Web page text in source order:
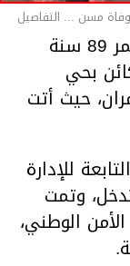
مسن ... التفاصيل
توفي يوم أمس مسن يبلغ من العمر 89 سنة
بحي
حيث أتت
للإدارة
وتمت
الوطني،